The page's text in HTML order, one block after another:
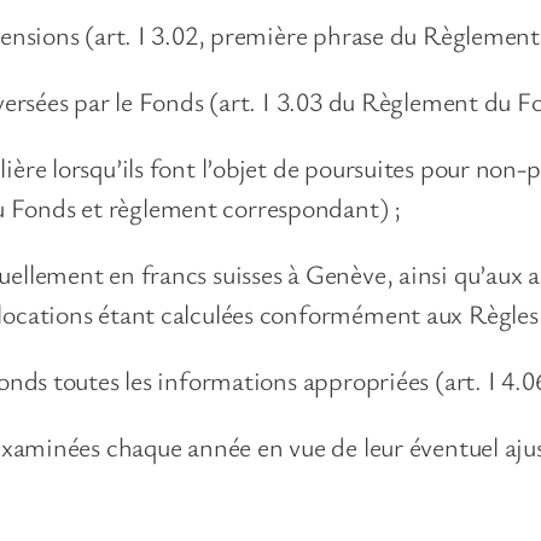
(art. I 3.02, première phrase du
par le Fonds (art. I 3.03 du Règlement du
lorsqu’ils font l’objet de poursuites pour
et règlement correspondant) ;
en francs suisses à Genève, ainsi
étant calculées conformément aux
toutes les informations appropriées (art. I
chaque année en vue de leur éventuel